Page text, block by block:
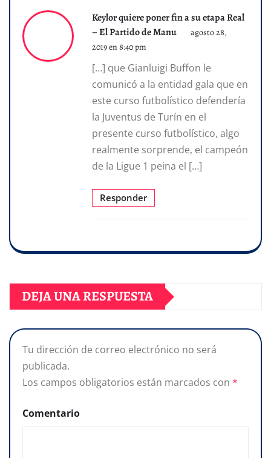
Keylor quiere poner fin a su etapa Real
– El Partido de Manu
agosto 28,
2019 en 8:40 pm
[…] que Gianluigi Buffon le
comunicó a la entidad gala que en
este curso futbolístico defendería
la Juventus de Turín en el
presente curso futbolístico, algo
realmente sorprende, el campeón
de la Ligue 1 peina el […]
Responder
DEJA UNA RESPUESTA
Tu dirección de correo electrónico no será
publicada.
Los campos obligatorios están marcados con *
Comentario